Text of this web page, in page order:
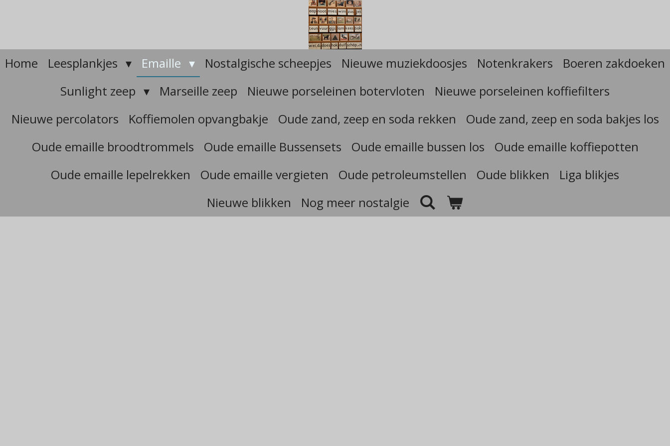
Home Leesplankjes Emaille Nostalgische scheepjes Nieuwe muziekdoosjes Notenkrakers
Boeren zakdoeken
Sunlight zeep
Marseille zeep Nieuwe porseleinen botervloten
Nieuwe porseleinen koffiefilters
Nieuwe percolators
Koffiemolen opvangbakje Oude zand, zeep en soda rekken
Oude zand, zeep en soda bakjes los
Oude emaille broodtrommels
Oude emaille Bussensets Oude emaille bussen los
Oude emaille koffiepotten
Oude emaille lepelrekken
Oude emaille vergieten Oude petroleumstellen Oude blikken
Liga blikjes
Nieuwe blikken
Nog meer nostalgie